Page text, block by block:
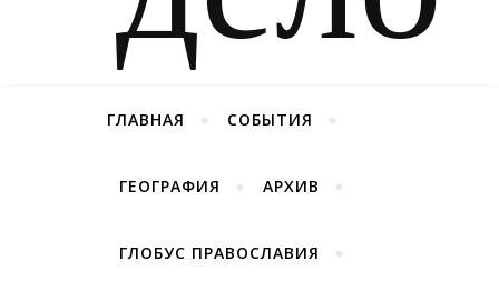
ГЛАВНАЯ СОБЫТИЯ
ГЕОГРАФИЯ АРХИВ
ГЛОБУС ПРАВОСЛАВИЯ